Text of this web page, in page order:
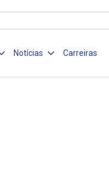
Notícias Carreiras